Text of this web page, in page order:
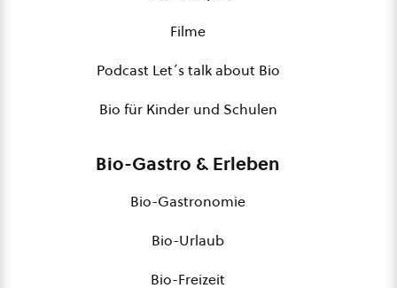
Filme
Podcast Let´s talk about Bio
Bio für Kinder und Schulen
Bio-Gastro & Erleben
Bio-Gastronomie
Bio-Urlaub
Bio-Freizeit